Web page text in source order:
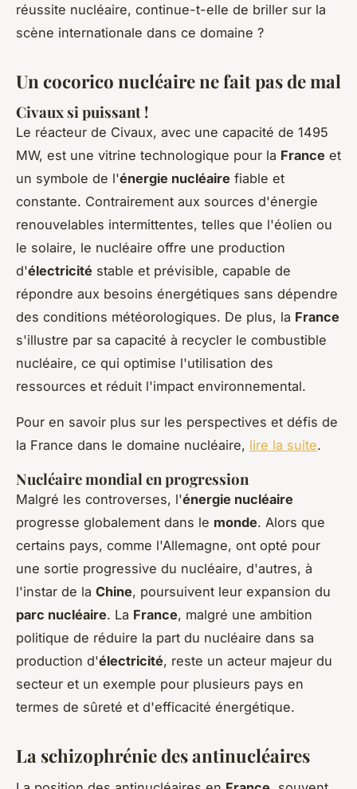
réussite nucléaire, continue-t-elle de briller sur la
scène internationale dans ce domaine ?
Un cocorico nucléaire ne fait pas de mal
Civaux si puissant !
Le réacteur de Civaux, avec une capacité de 1495
MW, est une vitrine technologique pour la France et
un symbole de l'énergie nucléaire fiable et
constante. Contrairement aux sources d'énergie
renouvelables intermittentes, telles que l'éolien ou
le solaire, le nucléaire offre une production
d'électricité stable et prévisible, capable de
répondre aux besoins énergétiques sans dépendre
des conditions météorologiques. De plus, la France
s'illustre par sa capacité à recycler le combustible
nucléaire, ce qui optimise l'utilisation des
ressources et réduit l'impact environnemental.
Pour en savoir plus sur les perspectives et défis de
la France dans le domaine nucléaire, lire la suite.
Nucléaire mondial en progression
Malgré les controverses, l'énergie nucléaire
progresse globalement dans le monde. Alors que
certains pays, comme l'Allemagne, ont opté pour
une sortie progressive du nucléaire, d'autres, à
l'instar de la Chine, poursuivent leur expansion du
parc nucléaire. La France, malgré une ambition
politique de réduire la part du nucléaire dans sa
production d'électricité, reste un acteur majeur du
secteur et un exemple pour plusieurs pays en
termes de sûreté et d'efficacité énergétique.
La schizophrénie des antinucléaires